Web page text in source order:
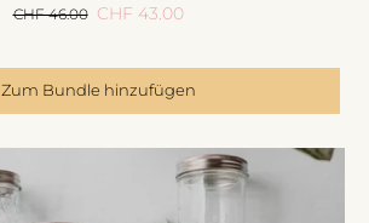
CHF 46.00 CHF 43.00
Zum Bundle hinzufügen